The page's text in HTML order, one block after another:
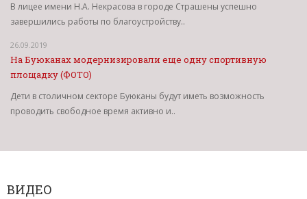
В лицее имени Н.А. Некрасова в городе Страшены успешно
завершились работы по благоустройству..
26.09.2019
На Буюканах модернизировали еще одну спортивную
площадку (ФОТО)
Дети в столичном секторе Буюканы будут иметь возможность
проводить свободное время активно и..
ВИДЕО